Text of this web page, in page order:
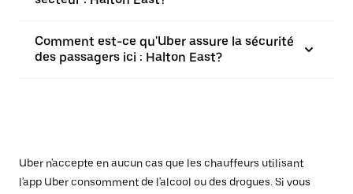
Comment est-ce qu'Uber assure la sécurité
des passagers ici : Halton East?
Uber n'accepte en aucun cas que les chauffeurs utilisant
l'app Uber consomment de l'alcool ou des drogues. Si vous